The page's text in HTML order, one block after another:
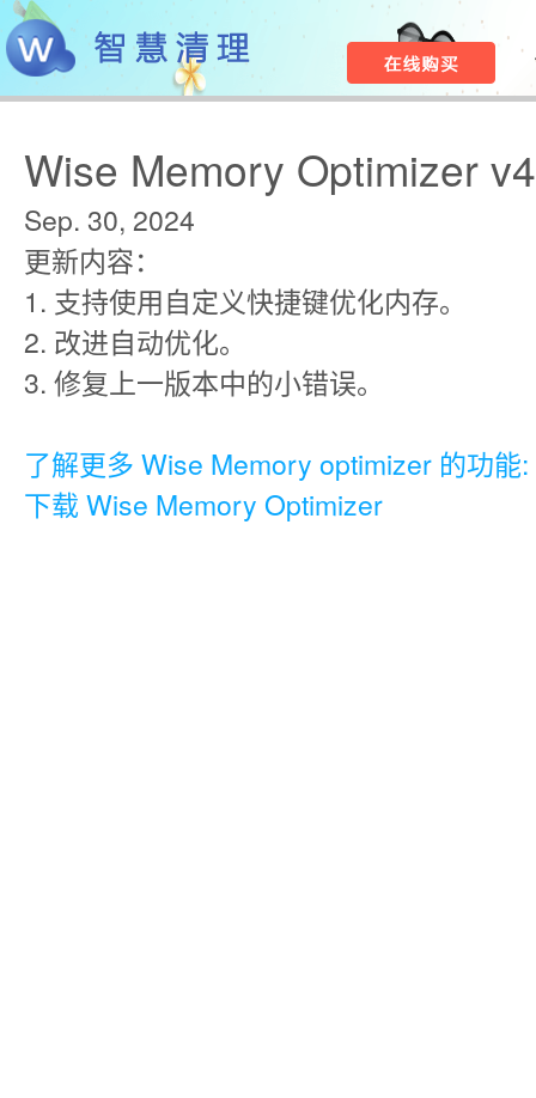
Wise Memory Optimizer
Sep. 30, 2024
更新内容：
1. 支持使用自定义快捷键优化内存。
2. 改进自动优化。
3. 修复上一版本中的小错误。
了解更多 Wise Memory optimizer 的功能:
下载 Wise Memory Optimizer